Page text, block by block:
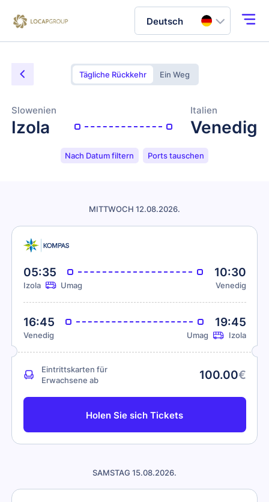
Deutsch
Tägliche Rückkehr Ein Weg
Slowenien
Izola
Italien
Venedig
Nach Datum filtern Ports tauschen
MITTWOCH 12.08.2026.
05:35 10:30
Izola Umag Venedig
16:45 19:45
Venedig Umag Izola
Eintrittskarten für
Erwachsene ab
100.00€
Holen Sie sich Tickets
SAMSTAG 15.08.2026.